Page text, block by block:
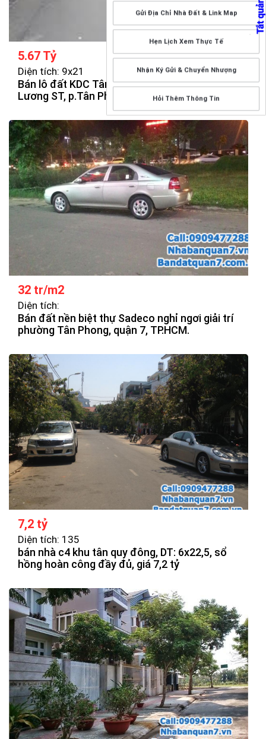
Gửi Địa Chỉ Nhà Đất & Link Map
Hẹn Lịch Xem Thực Tế
Nhận Ký Gửi & Chuyển Nhượng
Hỏi Thêm Thông Tin
5.67 Tỷ
Diện tích: 9x21
Bán lô đất KDC Tân An Huy 1 hecta Lê Văn
Lương ST, p.Tân Phong, Q7.
32 tr/m2
Diện tích:
Bán đất nền biệt thự Sadeco nghỉ ngơi giải trí
phường Tân Phong, quận 7, TP.HCM.
7,2 tỷ
Diện tích: 135
bán nhà c4 khu tân quy đông, DT: 6x22,5, sổ
hồng hoàn công đầy đủ, giá 7,2 tỷ